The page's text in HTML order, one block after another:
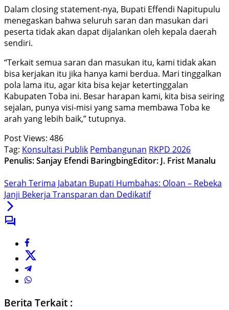
Dalam closing statement-nya, Bupati Effendi Napitupulu
menegaskan bahwa seluruh saran dan masukan dari
peserta tidak akan dapat dijalankan oleh kepala daerah
sendiri.
“Terkait semua saran dan masukan itu, kami tidak akan
bisa kerjakan itu jika hanya kami berdua. Mari tinggalkan
pola lama itu, agar kita bisa kejar ketertinggalan
Kabupaten Toba ini. Besar harapan kami, kita bisa seiring
sejalan, punya visi-misi yang sama membawa Toba ke
arah yang lebih baik,” tutupnya.
Post Views: 486
Tag: Konsultasi Publik Pembangunan RKPD 2026
Penulis: Sanjay Efendi BaringbingEditor: J. Frist Manalu
Serah Terima Jabatan Bupati Humbahas: Oloan – Rebeka
Janji Bekerja Transparan dan Dedikatif
Berita Terkait :